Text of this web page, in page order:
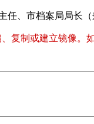
、市档案局局长（
复制或建立镜像。